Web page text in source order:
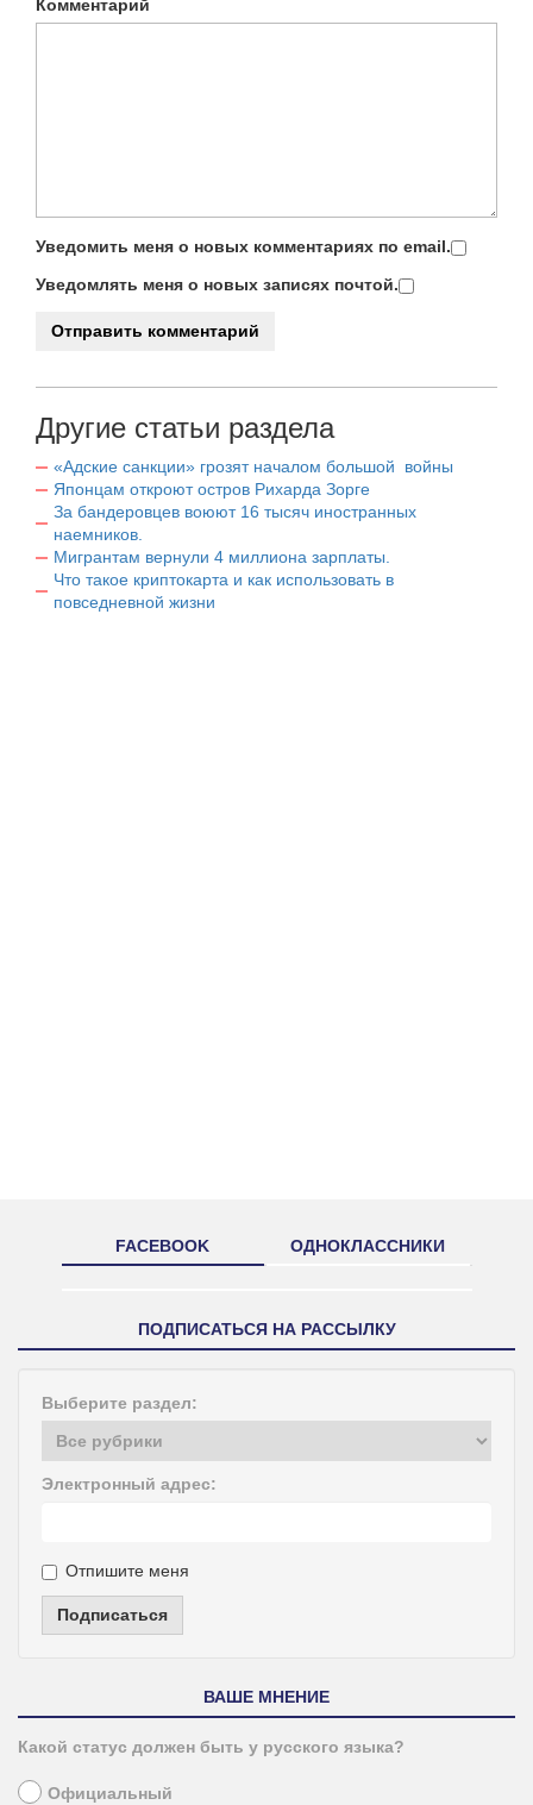
Комментарий
Уведомить меня о новых комментариях по email.
Уведомлять меня о новых записях почтой.
Другие статьи раздела
«Адские санкции» грозят началом большой войны
Японцам откроют остров Рихарда Зорге
За бандеровцев воюют 16 тысяч иностранных
наемников.
Мигрантам вернули 4 миллиона зарплаты.
Что такое криптокарта и как использовать в
повседневной жизни
FACEBOOK ОДНОКЛАССНИКИ
ПОДПИСАТЬСЯ НА РАССЫЛКУ
Выберите раздел:
Электронный адрес:
Отпишите меня
Подписаться
ВАШЕ МНЕНИЕ
Какой статус должен быть у русского языка?
Официальный